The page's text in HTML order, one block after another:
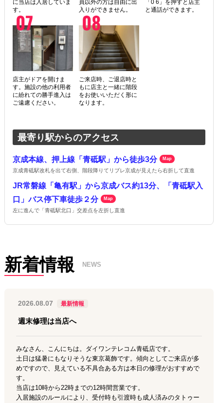
に当店は入居していま
す。
員以外の方は自由に出
入りができません。
「0 6」を押すと店主
と通話ができます。
店主がドアを開けま
す。施設の他の利用者
に紛れての勝手進入は
ご遠慮ください。
ご来店時、ご退店時と
もに店主と一緒に階段
をお使いいただく形に
なります。
最寄り駅からのアクセス
京成本線、押上線「青砥駅」から徒歩3分 Map
京成青砥駅改札を出て右側、階段降りてリブレ京成が見えたら右折して直進
JR常磐線「亀有駅」から京成バス約13分、「青砥駅入
口」バス停下車徒歩２分
Map
左に進んで「青砥駅北口」交差点を左折し直進
新着情報 NEWS
2026.08.07 最新情報
週末修理は当店へ
みなさん、こんにちは。ダイワンテレコム青砥店です。
土日は猛暑にもなりそうな東京葛飾です。傾向としてご来店が多
めですので、見えている不具合ある方は本日の修理がおすすめで
す。
当店は10時から22時までの12時間営業です。
入居施設のルールにより、受付時も引渡時も成人済みのタトゥー